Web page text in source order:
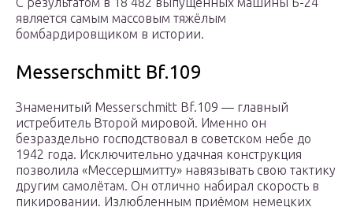
является самым массовым тяжёлым
бомбардировщиком в истории.
Messerschmitt Bf.109
Знаменитый Messerschmitt Bf.109 — главный
истребитель Второй мировой. Именно он
безраздельно господствовал в советском небе до
1942 года. Исключительно удачная конструкция
позволила «Мессершмитту» навязывать свою тактику
другим самолётам. Он отлично набирал скорость в
пикировании. Излюбленным приёмом немецких